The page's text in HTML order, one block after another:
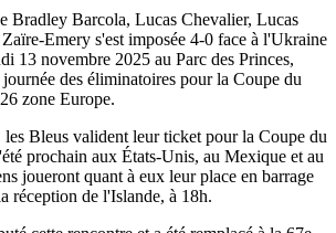
Bradley Barcola, Lucas Chevalier, Lucas
Emery s'est imposée 4-0 face à l'Ukraine
13 novembre 2025 au Parc des Princes,
des éliminatoires pour la Coupe du
zone Europe.
les Bleus valident leur ticket pour la Coupe du
prochain aux États-Unis, au Mexique et au
joueront quant à eux leur place en barrage
réception de l'Islande, à 18h.